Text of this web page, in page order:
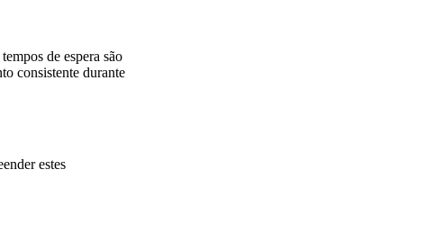
de espera são
consistente durante
estes